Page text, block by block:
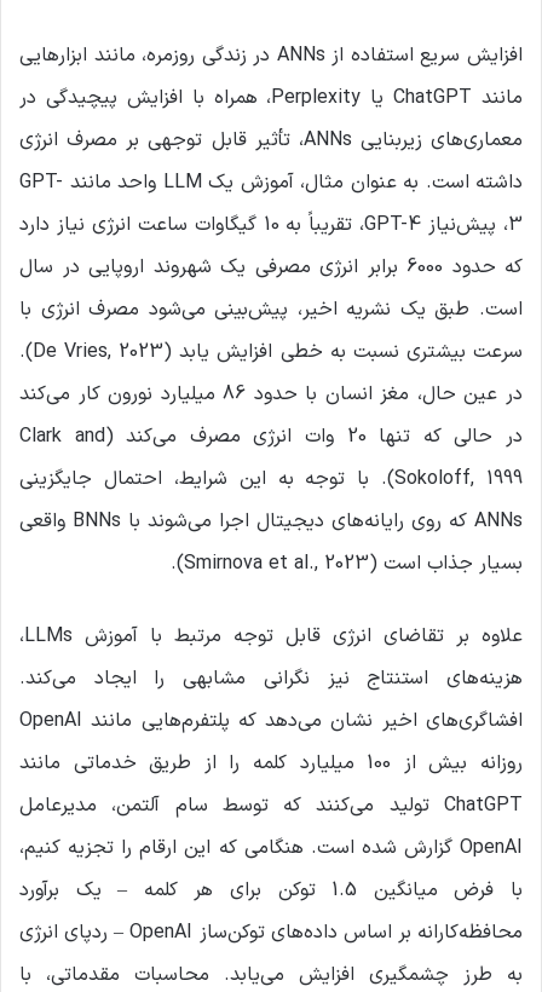
افزایش سریع استفاده از ANNs در زندگی روزمره، مانند ابزارهایی
مانند ChatGPT یا Perplexity، همراه با افزایش پیچیدگی در
معماری‌های زیربنایی ANNs، تأثیر قابل توجهی بر مصرف انرژی
داشته است. به عنوان مثال، آموزش یک LLM واحد مانند GPT-
3، پیش‌نیاز GPT-4، تقریباً به 10 گیگاوات ساعت انرژی نیاز دارد
که حدود 6000 برابر انرژی مصرفی یک شهروند اروپایی در سال
است. طبق یک نشریه اخیر، پیش‌بینی می‌شود مصرف انرژی با
سرعت بیشتری نسبت به خطی افزایش یابد (De Vries, 2023).
در عین حال، مغز انسان با حدود 86 میلیارد نورون کار می‌کند
در حالی که تنها 20 وات انرژی مصرف می‌کند (Clark and
Sokoloff, 1999). با توجه به این شرایط، احتمال جایگزینی
ANNs که روی رایانه‌های دیجیتال اجرا می‌شوند با BNNs واقعی
بسیار جذاب است (Smirnova et al., 2023).
علاوه بر تقاضای انرژی قابل توجه مرتبط با آموزش LLMs،
هزینه‌های استنتاج نیز نگرانی مشابهی را ایجاد می‌کند.
افشاگری‌های اخیر نشان می‌دهد که پلتفرم‌هایی مانند OpenAI
روزانه بیش از 100 میلیارد کلمه را از طریق خدماتی مانند
ChatGPT تولید می‌کنند که توسط سام آلتمن، مدیرعامل
OpenAI گزارش شده است. هنگامی که این ارقام را تجزیه کنیم،
با فرض میانگین 1.5 توکن برای هر کلمه – یک برآورد
محافظه‌کارانه بر اساس داده‌های توکن‌ساز OpenAI – ردپای انرژی
به طرز چشمگیری افزایش می‌یابد. محاسبات مقدماتی، با